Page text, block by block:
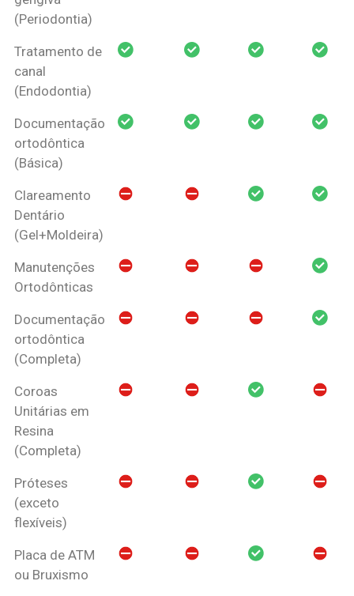
(Periodontia)
Tratamento de
canal
(Endodontia)
Documentação
ortodôntica
(Básica)
Clareamento
Dentário
(Gel+Moldeira)
Manutenções
Ortodônticas
Documentação
ortodôntica
(Completa)
Coroas
Unitárias em
Resina
(Completa)
Próteses
(exceto
flexíveis)
Placa de ATM
ou Bruxismo